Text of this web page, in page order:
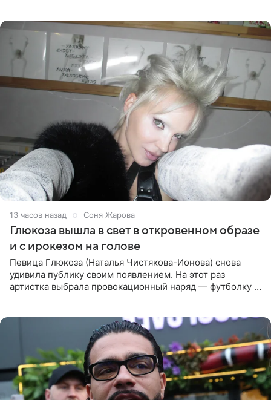
13 часов назад Соня Жарова
Глюкоза вышла в свет в откровенном образе
и с ирокезом на голове
Певица Глюкоза (Наталья Чистякова-Ионова) снова
удивила публику своим появлением. На этот раз
артистка выбрала провокационный наряд — футболку с